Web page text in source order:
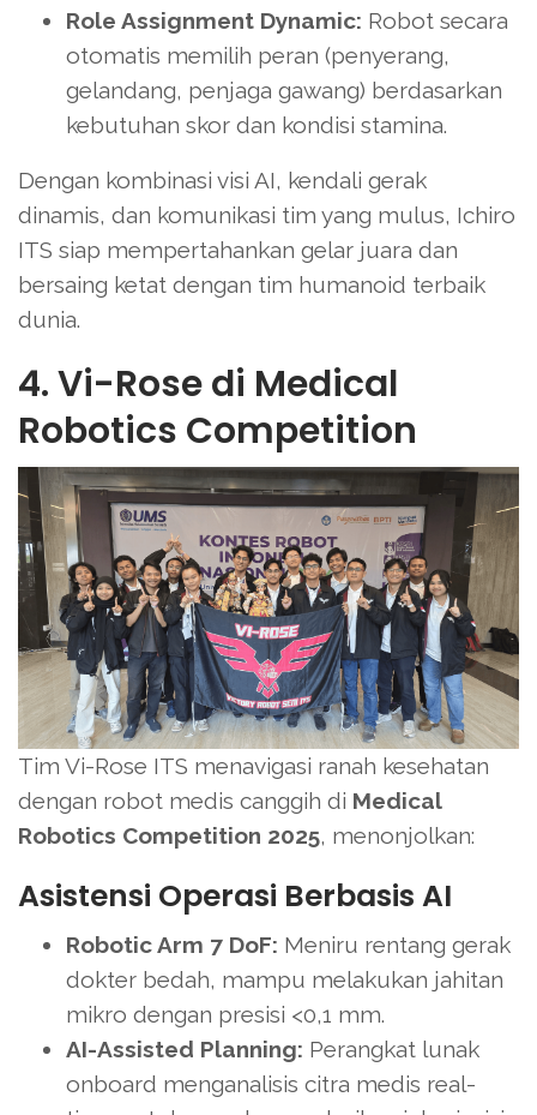
Role Assignment Dynamic: Robot secara
otomatis memilih peran (penyerang,
gelandang, penjaga gawang) berdasarkan
kebutuhan skor dan kondisi stamina.
Dengan kombinasi visi AI, kendali gerak
dinamis, dan komunikasi tim yang mulus, Ichiro
ITS siap mempertahankan gelar juara dan
bersaing ketat dengan tim humanoid terbaik
dunia.
4. Vi-Rose di Medical
Robotics Competition
Tim Vi-Rose ITS menavigasi ranah kesehatan
dengan robot medis canggih di Medical
Robotics Competition 2025, menonjolkan:
Asistensi Operasi Berbasis AI
Robotic Arm 7 DoF: Meniru rentang gerak
dokter bedah, mampu melakukan jahitan
mikro dengan presisi <0,1 mm.
AI-Assisted Planning: Perangkat lunak
onboard menganalisis citra medis real-